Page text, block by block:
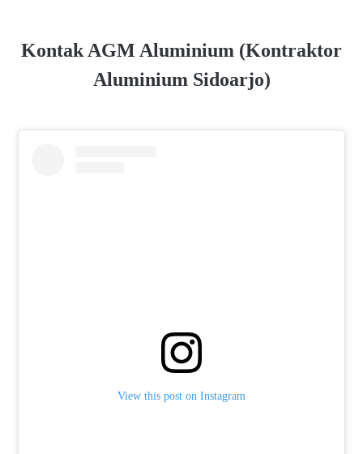
Kontak AGM Aluminium (Kontraktor
Aluminium Sidoarjo)
View this post on Instagram